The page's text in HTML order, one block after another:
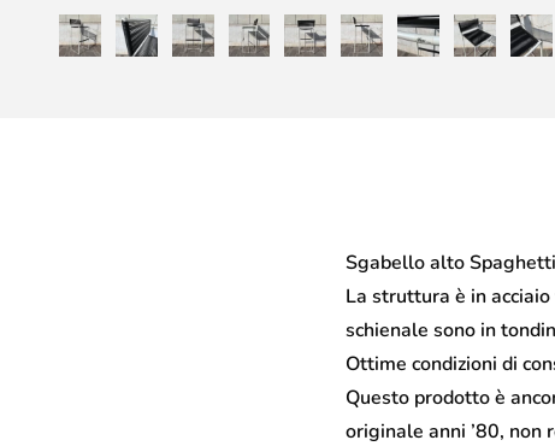
Sgabello alto
La struttura è in
schienale sono in
Ottime condizioni di
Questo prodotto è
originale anni ’80, non